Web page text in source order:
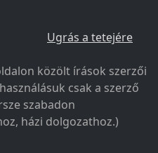
Ugrás a tetejére
közölt írások szerzői
csak a szerző
szabadon
házi dolgozathoz.)